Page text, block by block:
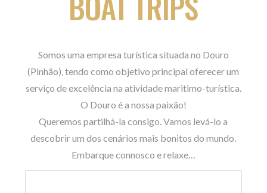
Somos uma empresa turística situada no Douro
(Pinhão), tendo como objetivo principal oferecer um
serviço de excelência na atividade maritimo-turística.
O Douro é a nossa paixão!
Queremos partilhá-la consigo. Vamos levá-lo a
descobrir um dos cenários mais bonitos do mundo.
Embarque connosco e relaxe…